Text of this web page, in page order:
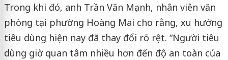
Trong khi đó, anh Trần Văn Mạnh, nhân viên văn
phòng tại phường Hoàng Mai cho rằng, xu hướng
tiêu dùng hiện nay đã thay đổi rõ rệt. “Người tiêu
dùng giờ quan tâm nhiều hơn đến độ an toàn của